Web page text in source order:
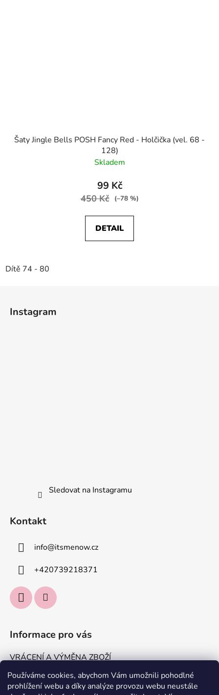
Používáme cookies, abychom Vám umožnili pohodlné
prohlížení webu a díky analýze provozu webu neustále
Šaty Jingle Bells POSH Fancy Red - Holčička (vel. 68 -
128)
Skladem
99 Kč
450 Kč (–78 %)
DETAIL
Dítě 74 - 80
Instagram
Sledovat na Instagramu
Kontakt
info@itsmenow.cz
+420739218371
Informace pro vás
VRÁCENÍ A VÝMĚNA ZBOŽÍ
DOPRAVA A PLATBA
KONTAKTUJTE NÁS